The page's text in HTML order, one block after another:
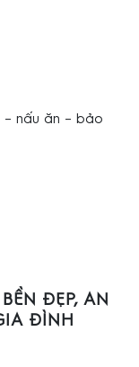
– nấu ăn – bảo
ĐẸP, AN
ĐÌNH